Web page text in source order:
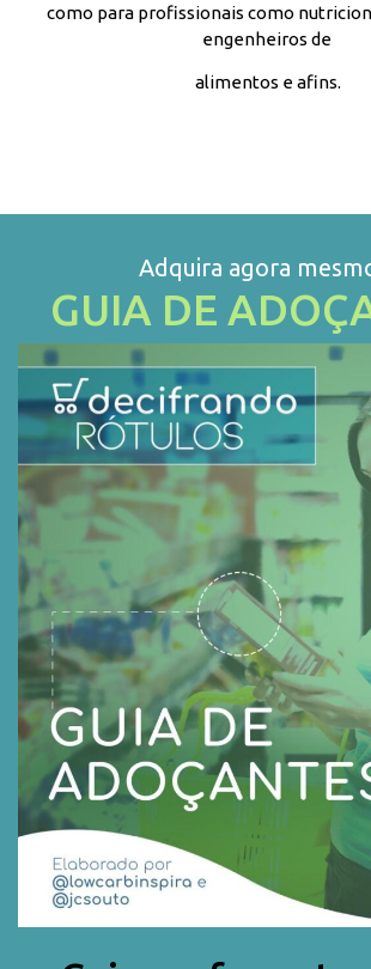
como para profissionais como
engenheiros de
alimentos e afins.
Adquira agora
GUIA DE